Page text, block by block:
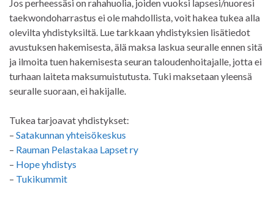
Jos perheessäsi on rahahuolia, joiden vuoksi lapsesi/nuoresi
taekwondoharrastus ei ole mahdollista, voit hakea tukea alla
olevilta yhdistyksiltä. Lue tarkkaan yhdistyksien lisätiedot
avustuksen hakemisesta, älä maksa laskua seuralle ennen sitä
ja ilmoita tuen hakemisesta seuran taloudenhoitajalle, jotta ei
turhaan laiteta maksumuistutusta. Tuki maksetaan yleensä
seuralle suoraan, ei hakijalle.
Tukea tarjoavat yhdistykset:
– Satakunnan yhteisökeskus
– Rauman Pelastakaa Lapset ry
– Hope yhdistys
– Tukikummit